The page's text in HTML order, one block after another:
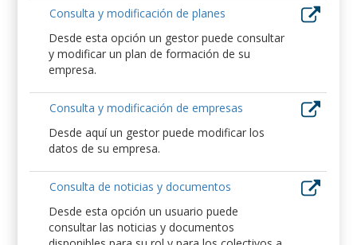
Consulta y modificación de planes
Desde esta opción un gestor puede consultar
y modificar un plan de formación de su
empresa.
Consulta y modificación de empresas
Desde aquí un gestor puede modificar los
datos de su empresa.
Consulta de noticias y documentos
Desde esta opción un usuario puede
consultar las noticias y documentos